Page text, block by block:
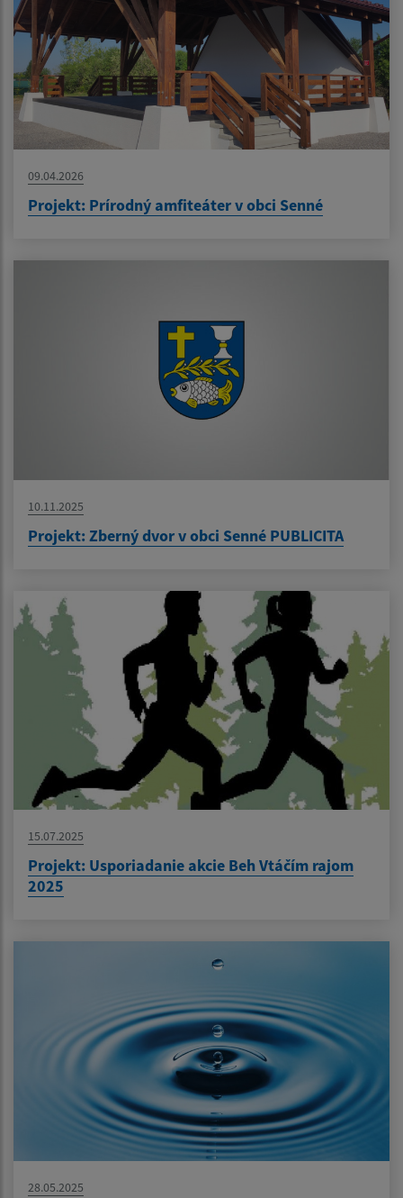
09.04.2026
Projekt: Prírodný amfiteáter v obci Senné
10.11.2025
Projekt: Zberný dvor v obci Senné PUBLICITA
15.07.2025
Projekt: Usporiadanie akcie Beh Vtáčím rajom
2025
28.05.2025